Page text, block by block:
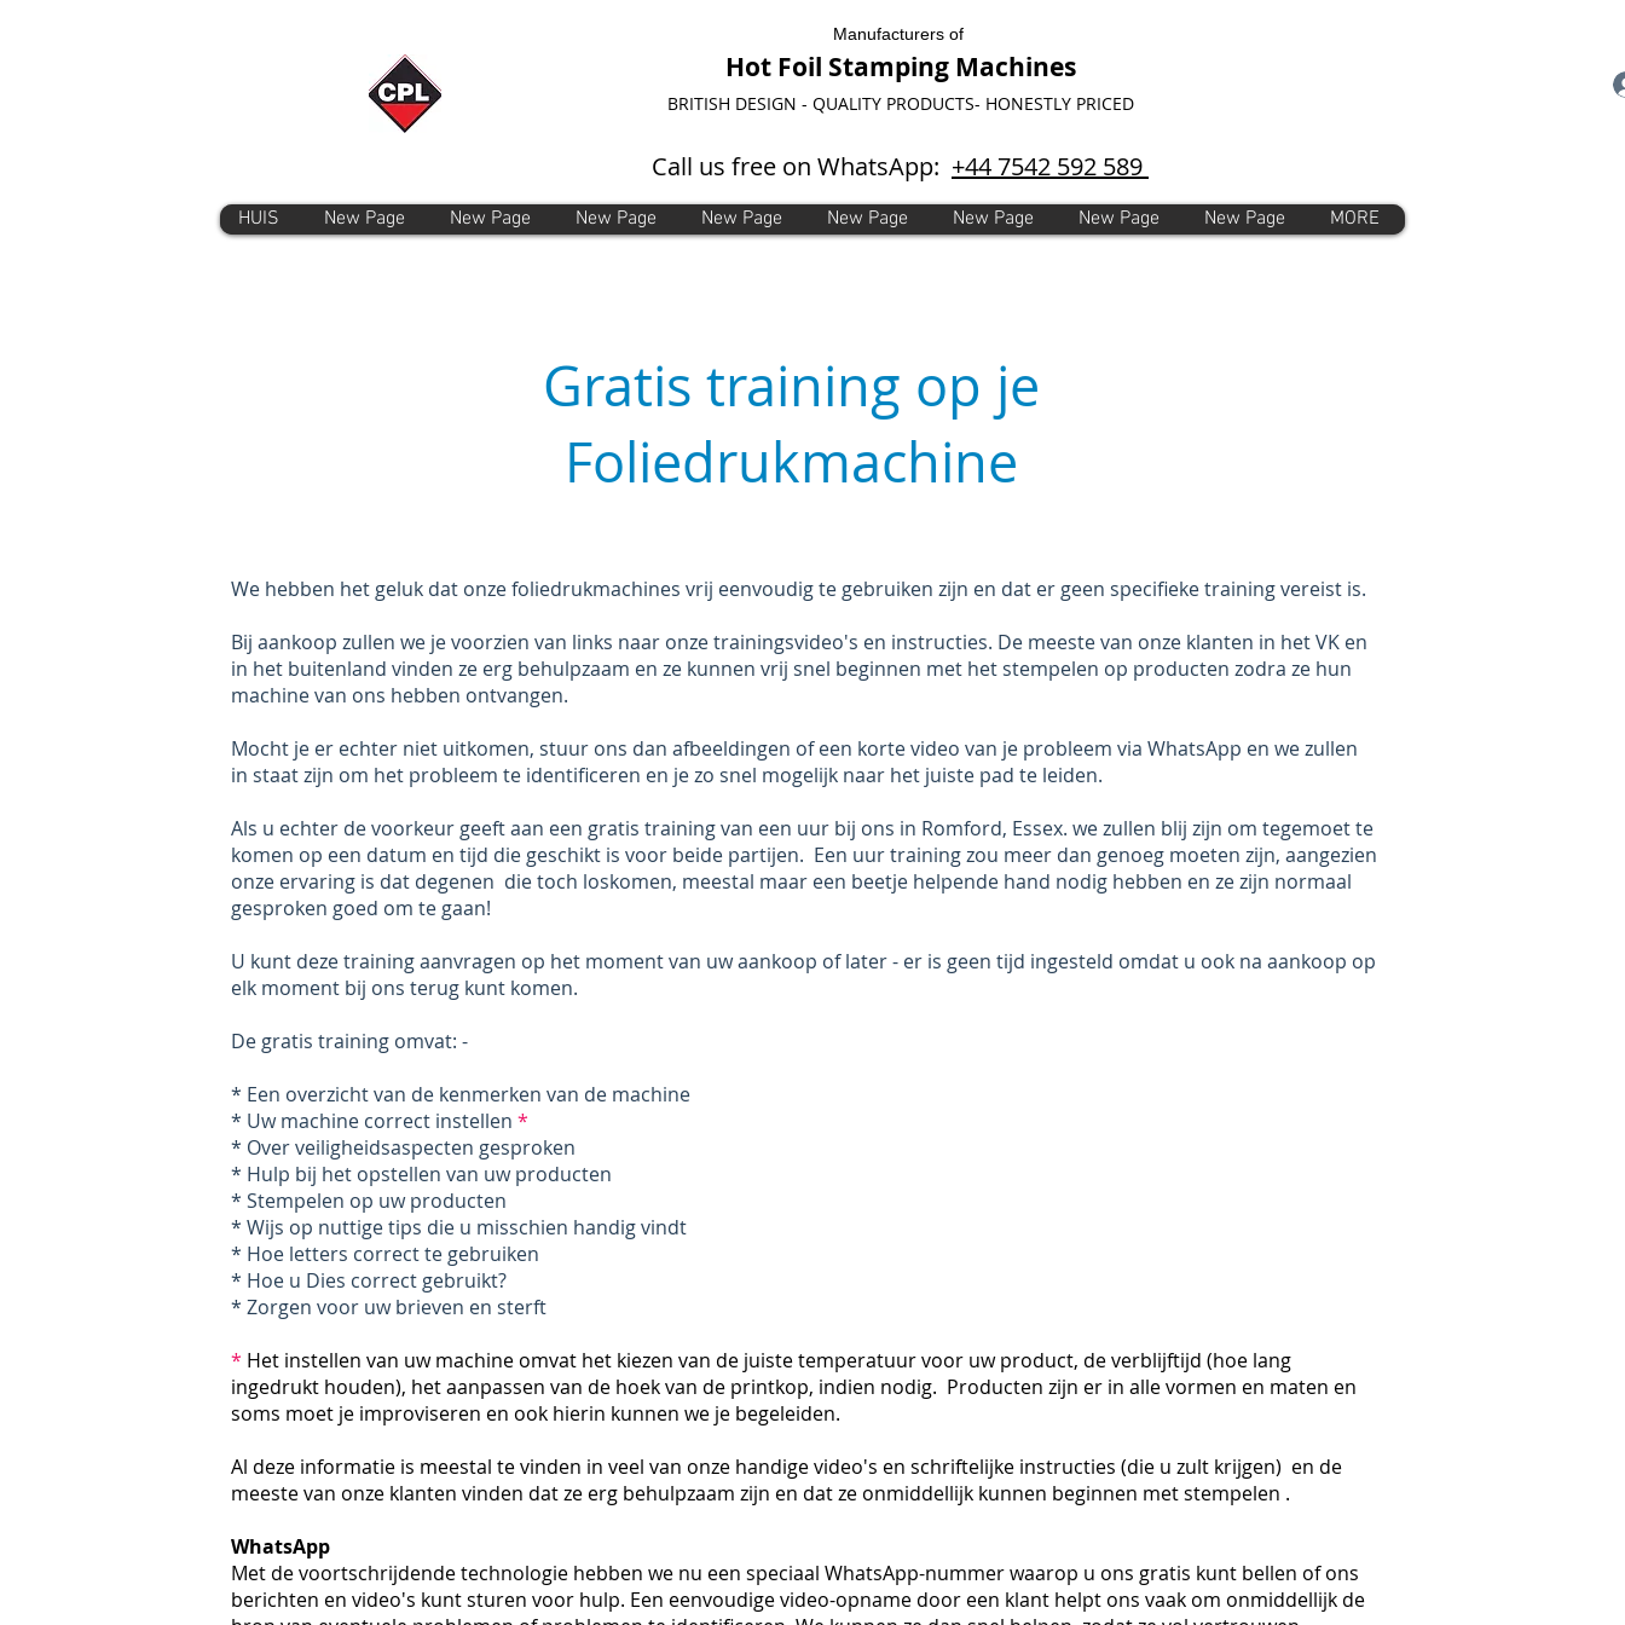
Manufacturers of
Hot Foil Stamping Machines
BRITISH DESIGN - QUALITY PRODUCTS- HONESTLY PRICED
Call us free on WhatsApp: +44 7542 592 589
HUIS New Page New Page New Page New Page New Page New Page New Page New Page MORE
Gratis training op je
Foliedrukmachine
We hebben het geluk dat onze foliedrukmachines vrij eenvoudig te gebruiken zijn en dat er geen specifieke training vereist is.
Bij aankoop zullen we je voorzien van links naar onze trainingsvideo's en instructies. De meeste van onze klanten in het VK en
in het buitenland vinden ze erg behulpzaam en ze kunnen vrij snel beginnen met het stempelen op producten zodra ze hun
machine van ons hebben ontvangen.
Mocht je er echter niet uitkomen, stuur ons dan afbeeldingen of een korte video van je probleem via WhatsApp en we zullen
in staat zijn om het probleem te identificeren en je zo snel mogelijk naar het juiste pad te leiden.
Als u echter de voorkeur geeft aan een gratis training van een uur bij ons in Romford, Essex. we zullen blij zijn om tegemoet te
komen op een datum en tijd die geschikt is voor beide partijen. Een uur training zou meer dan genoeg moeten zijn, aangezien
onze ervaring is dat degenen die toch loskomen, meestal maar een beetje helpende hand nodig hebben en ze zijn normaal
gesproken goed om te gaan!
U kunt deze training aanvragen op het moment van uw aankoop of later - er is geen tijd ingesteld omdat u ook na aankoop op
elk moment bij ons terug kunt komen.
De gratis training omvat: -
* Een overzicht van de kenmerken van de machine
* Uw machine correct instellen *
* Over veiligheidsaspecten gesproken
* Hulp bij het opstellen van uw producten
* Stempelen op uw producten
* Wijs op nuttige tips die u misschien handig vindt
* Hoe letters correct te gebruiken
* Hoe u Dies correct gebruikt?
* Zorgen voor uw brieven en sterft
* Het instellen van uw machine omvat het kiezen van de juiste temperatuur voor uw product, de verblijftijd (hoe lang
ingedrukt houden), het aanpassen van de hoek van de printkop, indien nodig. Producten zijn er in alle vormen en maten en
soms moet je improviseren en ook hierin kunnen we je begeleiden.
Al deze informatie is meestal te vinden in veel van onze handige video's en schriftelijke instructies (die u zult krijgen) en de
meeste van onze klanten vinden dat ze erg behulpzaam zijn en dat ze onmiddellijk kunnen beginnen met stempelen .
WhatsApp
Met de voortschrijdende technologie hebben we nu een speciaal WhatsApp-nummer waarop u ons gratis kunt bellen of ons
berichten en video's kunt sturen voor hulp. Een eenvoudige video-opname door een klant helpt ons vaak om onmiddellijk de